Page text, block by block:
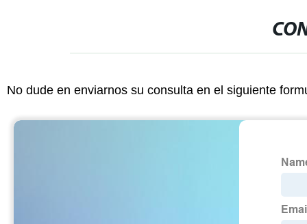
No dude en enviarnos su consulta en el siguiente